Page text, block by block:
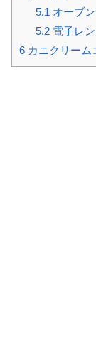
5.1 オーブ
5.2電子レン
6 カニクリーム